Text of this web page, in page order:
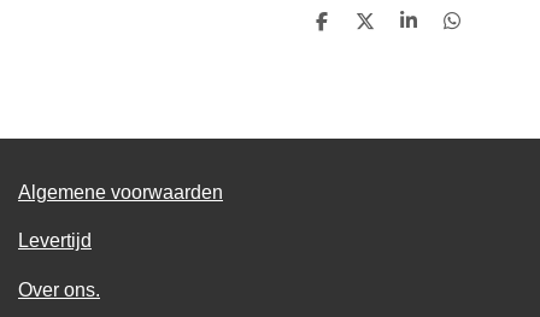
D
D
S
D
Algemene voorwaarden
Levertijd
Over ons.